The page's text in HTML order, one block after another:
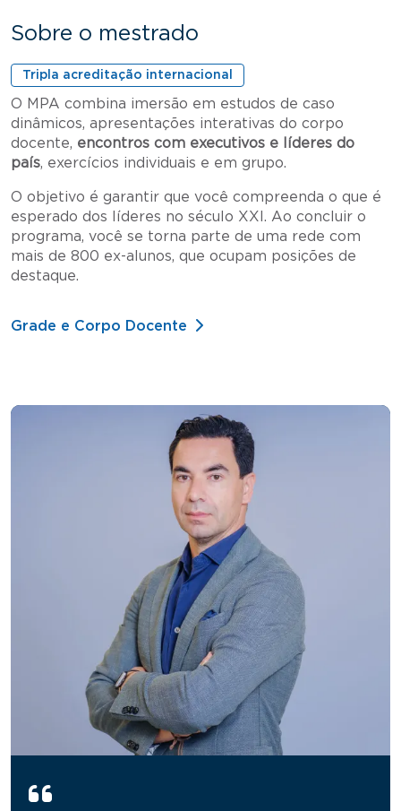
Sobre o mestrado
Tripla acreditação internacional
O MPA combina imersão em estudos de caso
dinâmicos, apresentações interativas do corpo
docente, encontros com executivos e líderes do
país, exercícios individuais e em grupo.
O objetivo é garantir que você compreenda o que é
esperado dos líderes no século XXI. Ao concluir o
programa, você se torna parte de uma rede com
mais de 800 ex-alunos, que ocupam posições de
destaque.
Grade e Corpo Docente